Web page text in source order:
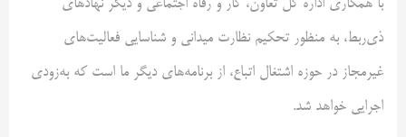
با همکاری اداره کل تعاون، کار و رفاه اجتماعی و دیگر نهادهای
ذی‌ربط، به منظور تحکیم نظارت میدانی و شناسایی فعالیت‌های
غیرمجاز در حوزه اشتغال اتباع، از برنامه‌های دیگر ما است که به‌زودی
اجرایی خواهد شد.